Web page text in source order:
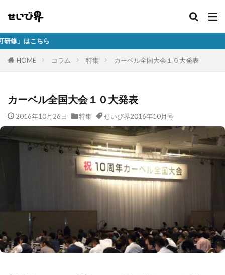
HOME コラム 特集 カーベル全国大会１０大発表
カーベル全国大会１０大発表
2016年10月26日 特集 せいび界2016年10月号